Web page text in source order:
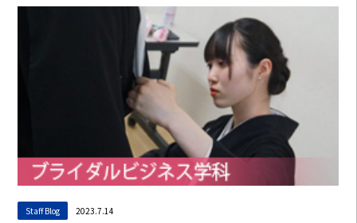
Staff Blog 2023.7.14